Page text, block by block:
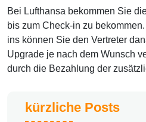
Bei Lufthansa bekommen Sie
bis zum Check-in zu
ins können Sie den Vertreter
Upgrade je nach dem Wunsch
durch die Bezahlung der
kürzliche Posts